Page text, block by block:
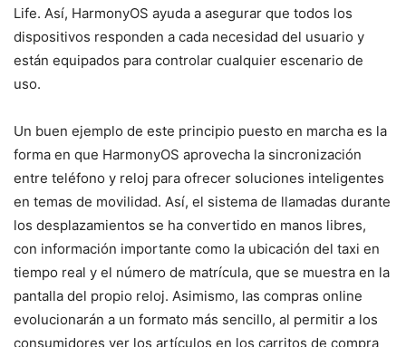
Life. Así, HarmonyOS ayuda a asegurar que todos los
dispositivos responden a cada necesidad del usuario y
están equipados para controlar cualquier escenario de
uso.
Un buen ejemplo de este principio puesto en marcha es la
forma en que HarmonyOS aprovecha la sincronización
entre teléfono y reloj para ofrecer soluciones inteligentes
en temas de movilidad. Así, el sistema de llamadas durante
los desplazamientos se ha convertido en manos libres,
con información importante como la ubicación del taxi en
tiempo real y el número de matrícula, que se muestra en la
pantalla del propio reloj. Asimismo, las compras online
evolucionarán a un formato más sencillo, al permitir a los
consumidores ver los artículos en los carritos de compra